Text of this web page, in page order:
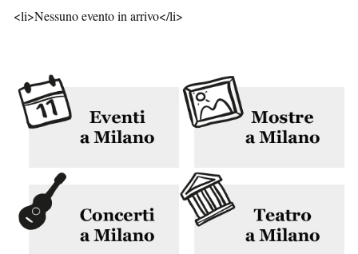
<li>Nessuno evento in arrivo</li>